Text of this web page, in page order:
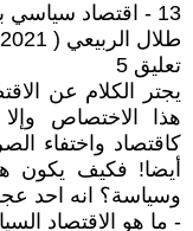
13 - اقتصاد سياسي بدون سياسة واقتصاد!؟
طلال الربيعي ( 2021 / 2 / 1 - 22:32 )
تعليق 5
يجتر الكلام عن
هذا الاختصاص
كاقتصاد واختفاء
أيضا! فكيف يكون
وسياسة؟ انه احد
- ما هو الاقتصاد